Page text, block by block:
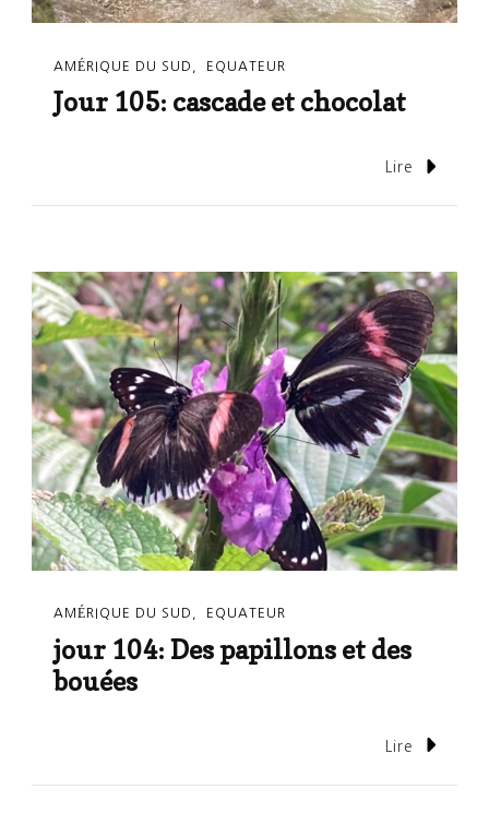
AMÉRIQUE DU SUD EQUATEUR
Jour 105: cascade et chocolat
Lire
AMÉRIQUE DU SUD EQUATEUR
jour 104: Des papillons et des
bouées
Lire